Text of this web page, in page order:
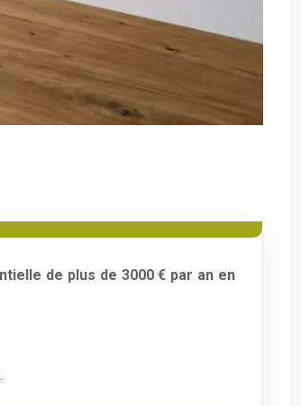
de plus de 3000 € par an en